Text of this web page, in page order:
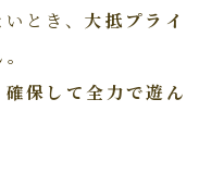
とき、大抵プライ
保して全力で遊ん